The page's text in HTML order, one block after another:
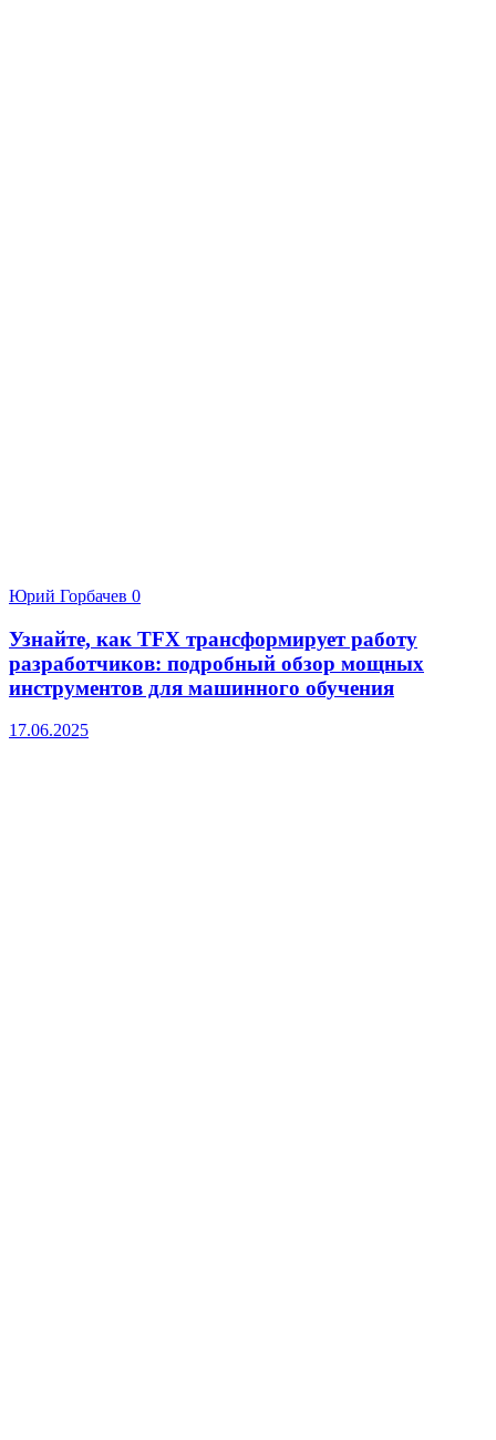
Юрий Горбачев 0
Узнайте, как TFX трансформирует работу
разработчиков: подробный обзор мощных
инструментов для машинного обучения
17.06.2025